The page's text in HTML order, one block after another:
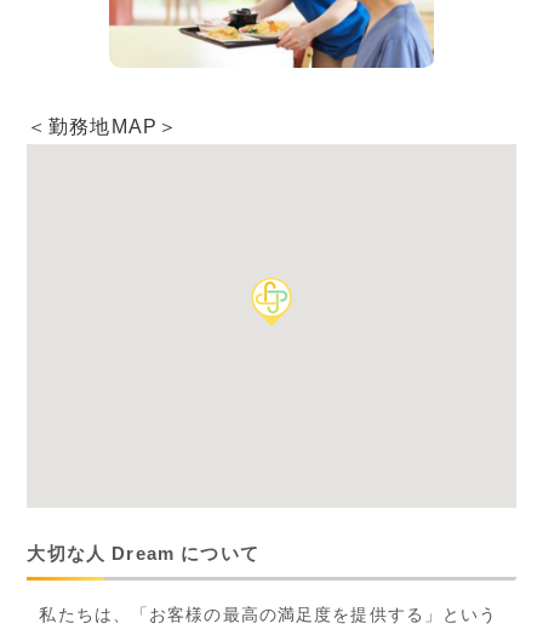
＜勤務地MAP＞
大切な人 Dream について
私たちは、「お客様の最高の満足度を提供する」という